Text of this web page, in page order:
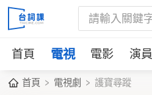
首頁 電視 電影 演員
首頁 電視劇 護寶尋蹤